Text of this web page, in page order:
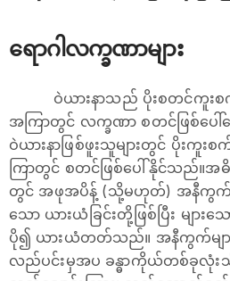
ရောဂါလက္ခဏာများ
ဝဲယားနာသည် ပိုးစတင်ကူးစ
အကြာတွင် လက္ခဏာ စတင်ဖြစ်ပ
ဝဲယားနာဖြစ်ဖူးသူများတွင် ပိုးကူ
ကြာတွင် စတင်ဖြစ်ပေါ်နိုင်သည်။အ
တွင် အဖုအပိန့် (သို့မဟုတ်) အနီကွက်မျ
သော ယားယံခြင်းတို့ဖြစ်ပြီး များ
ပို၍ ယားယံတတ်သည်။ အနီကွက်များ
လည်ပင်းမှအပ ခန္ဓာကိုယ်တစ်ခုလုံ